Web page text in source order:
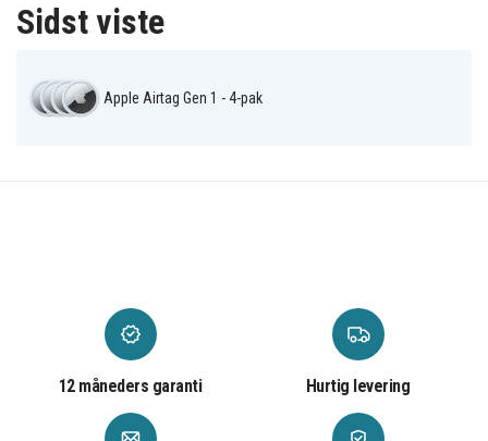
Sidst viste
Apple Airtag Gen 1 - 4-pak
12 måneders garanti Hurtig levering